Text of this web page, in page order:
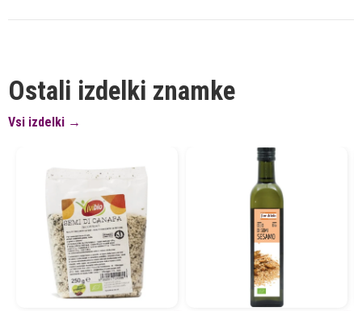
Ostali izdelki znamke
Vsi izdelki →